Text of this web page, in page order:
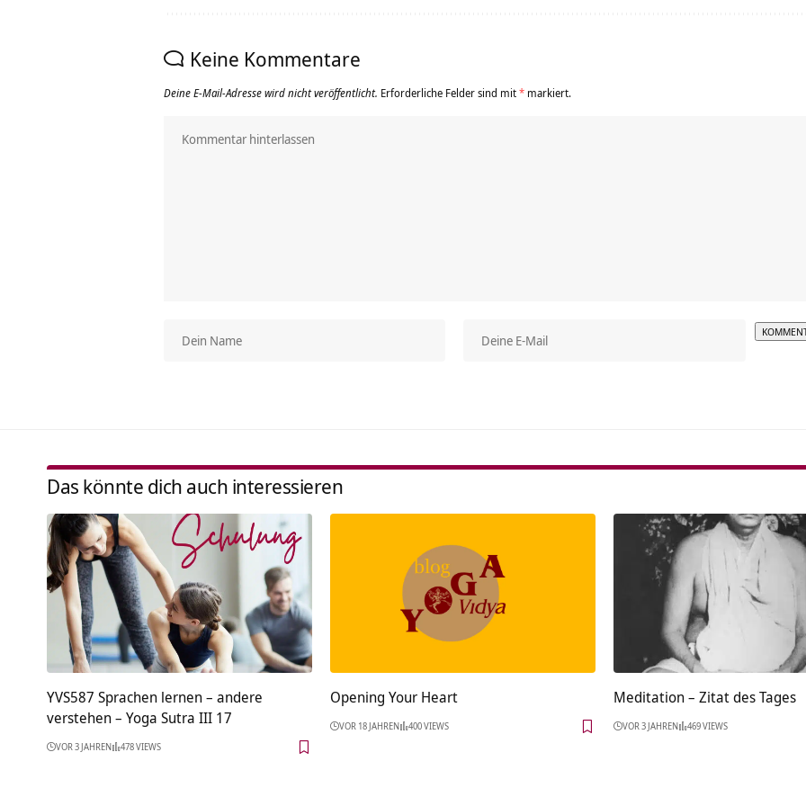
Keine Kommentare
Deine E-Mail-Adresse wird nicht veröffentlicht. Erforderliche Felder sind mit* markiert.
Das könnte dich auch interessieren
YVS587 Sprachen lernen – andere
verstehen – Yoga Sutra III 17
VOR 3 JAHREN 478 VIEWS
Opening Your Heart
VOR 18 JAHREN 400 VIEWS
Meditation – Zitat des Tages
VOR 3 JAHREN 469 VIEWS